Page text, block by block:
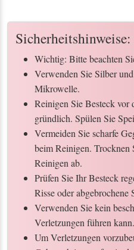
Sicherheitshinweise:
Wichtig: Bitte beachten
Verwenden Sie Silber
Mikrowelle.
Reinigen Sie Besteck vor
gründlich. Spülen Sie
Vermeiden Sie scharfe
beim Reinigen. Trocknen
Reinigen ab.
Prüfen Sie Ihr Besteck
Risse oder abgebrochene
Verwenden Sie kein
Verletzungen führen kann.
Um Verletzungen